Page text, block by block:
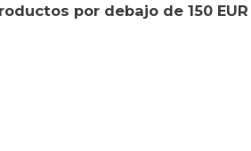
por debajo de 150 EUR